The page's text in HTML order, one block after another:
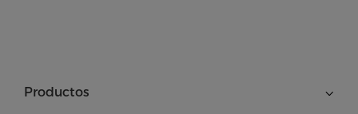
Productos